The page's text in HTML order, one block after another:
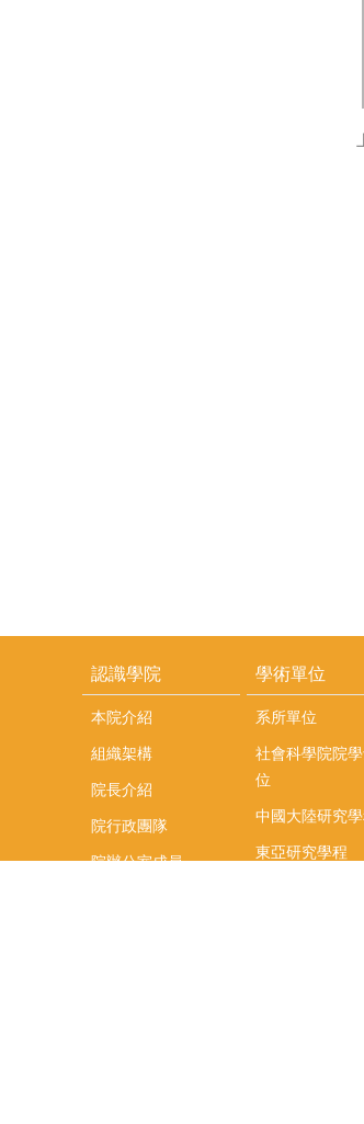
認識學院
本院介紹
組織架構
院長介紹
院行政團隊
院辦公室成員
學術單位
系所單位
社會科學院院
位
中國大陸研究
東亞研究學程